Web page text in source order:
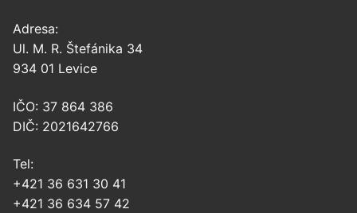
Adresa:
Ul. M. R. Štefánika 34
934 01 Levice
IČO: 37 864 386
DIČ: 2021642766
Tel:
+421 36 631 30 41
+421 36 634 57 42